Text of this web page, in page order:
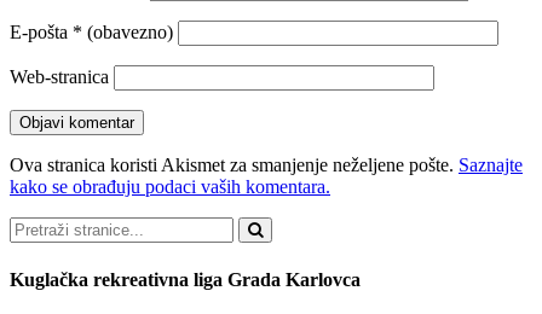
E-pošta * (obavezno)
Web-stranica
Ova stranica koristi Akismet za smanjenje neželjene pošte. Saznajte
kako se obrađuju podaci vaših komentara.
Pretraži
Kuglačka rekreativna liga Grada Karlovca